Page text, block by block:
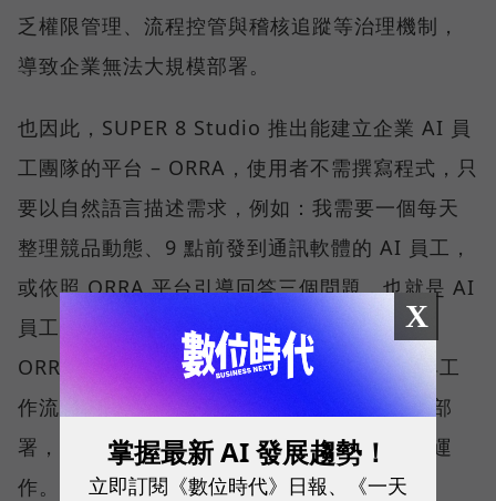
乏權限管理、流程控管與稽核追蹤等治理機制，
導致企業無法大規模部署。
也因此，SUPER 8 Studio 推出能建立企業 AI 員
工團隊的平台 – ORRA，使用者不需撰寫程式，只
要以自然語言描述需求，例如：我需要一個每天
整理競品動態、9 點前發到通訊軟體的 AI 員工，
或依照 ORRA 平台引導回答三個問題，也就是 AI
員工的權責範圍、日常工作內容及角色定義，
ORRA 就會生成一個已經設定好角色、權限與工
作流程的 AI 員工，並於半小時內完成調校與部
署，且每位 AI 員工都能在相同的治理框架下運
作。
X
掌握最新 AI 發展趨勢！
立即訂閱《數位時代》日報、《一天